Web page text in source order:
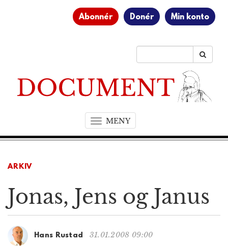
Abonnér Donér Min konto
MENYT
o
a
g
ARKIV
Jonas, Jens og Janus
Hans Rustad 31.01.2008 09:00